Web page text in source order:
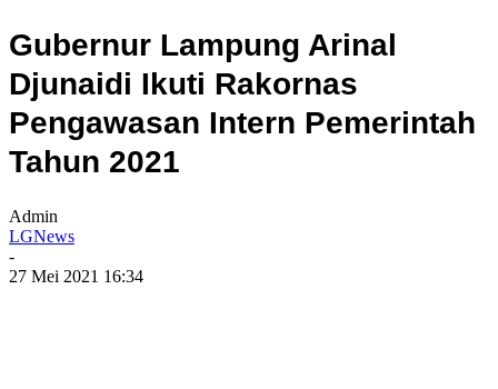
Gubernur Lampung Arinal
Djunaidi Ikuti Rakornas
Pengawasan Intern Pemerintah
Tahun 2021
Admin
LGNews
-
27 Mei 2021 16:34